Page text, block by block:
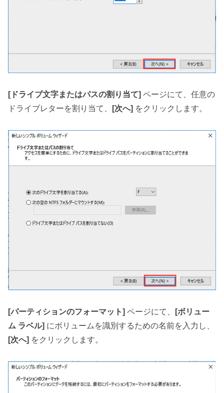
[ドライブ文字またはパスの割り当て] ページにて、任意の
ドライブレターを割り当て、
[次へ] をクリックします。
[パーティションのフォーマット] ページにて、
[ボリュー
ム ラベル] にボリュームを識別するための名前を入力し、
[次へ] をクリックします。